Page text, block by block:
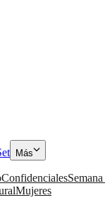
Más
Confidenciales
Mujeres